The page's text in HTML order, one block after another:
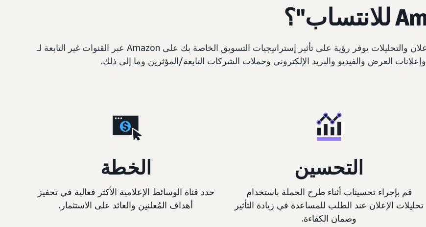
"رؤى Amazon للانتساب" هو حل مجاني لقياس الأثر والإعلان والتحليلات يوفر رؤية على تأثير إستراتيجيات التسويق الخاصة بك على Amazon عبر القنوات غير التابعة لـ
التحسين
قم بإجراء تحسينات أثناء طرح الحملة باستخدام
تحليلات الإعلان عند الطلب للمساعدة في زيادة التأثير
وضمان الكفاءة.
الخطة
حدد قناة الوسائط الإعلامية الأكثر فعالية في تحفيز
أهداف المُعلنين والعائد على الاستثمار.